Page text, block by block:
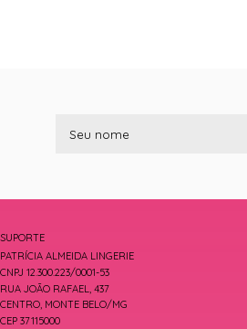
SUPORTE
PATRÍCIA ALMEIDA LINGERIE
CNPJ 12.300.223/0001-53
RUA JOÃO RAFAEL, 437
CENTRO, MONTE BELO/MG
CEP 37115000